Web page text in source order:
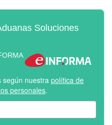
Soluciones
según nuestra política de
personales.